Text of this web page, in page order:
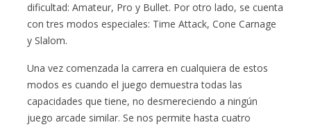
dificultad: Amateur, Pro y Bullet. Por otro lado, se cuenta
con tres modos especiales: Time Attack, Cone Carnage
y Slalom.
Una vez comenzada la carrera en cualquiera de estos
modos es cuando el juego demuestra todas las
capacidades que tiene, no desmereciendo a ningún
juego arcade similar. Se nos permite hasta cuatro